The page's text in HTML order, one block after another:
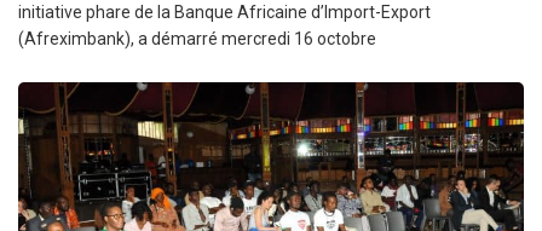
initiative phare de la Banque Africaine d’Import-Export
(Afreximbank), a démarré mercredi 16 octobre